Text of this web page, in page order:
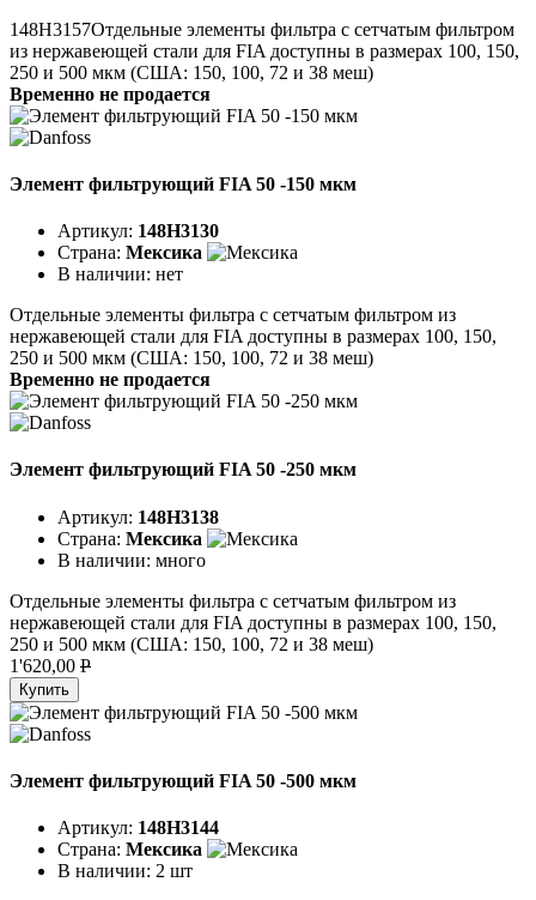
148H3157Отдельные элементы фильтра с сетчатым фильтром
из нержавеющей стали для FIA доступны в размерах 100, 150,
250 и 500 мкм (США: 150, 100, 72 и 38 меш)
Временно не продается
Элемент фильтрующий FIA 50 -150 мкм
Артикул: 148H3130
Страна: Мексика
В наличии: нет
Отдельные элементы фильтра с сетчатым фильтром из
нержавеющей стали для FIA доступны в размерах 100, 150,
250 и 500 мкм (США: 150, 100, 72 и 38 меш)
Временно не продается
Элемент фильтрующий FIA 50 -250 мкм
Артикул: 148H3138
Страна: Мексика
В наличии: много
Отдельные элементы фильтра с сетчатым фильтром из
нержавеющей стали для FIA доступны в размерах 100, 150,
250 и 500 мкм (США: 150, 100, 72 и 38 меш)
1'620,00 P
Купить
Элемент фильтрующий FIA 50 -500 мкм
Артикул: 148H3144
Страна: Мексика
В наличии: 2 шт